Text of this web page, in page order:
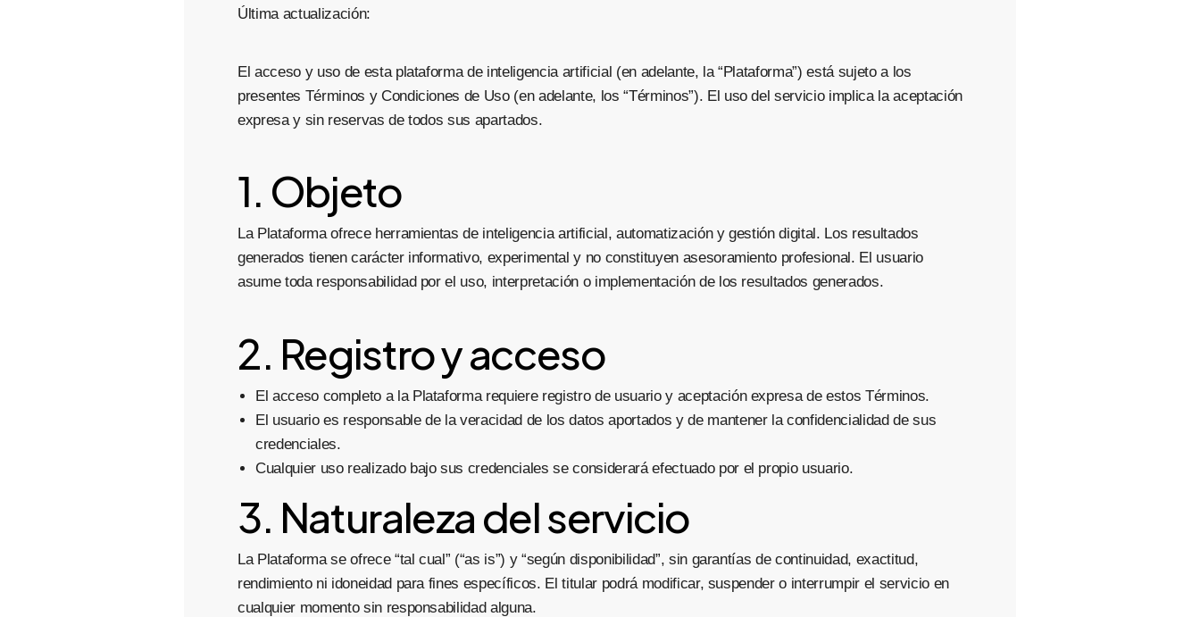
Última actualización:
El acceso y uso de esta plataforma de inteligencia artificial (en adelante, la “Plataforma”) está sujeto a los
presentes Términos y Condiciones de Uso (en adelante, los “Términos”). El uso del servicio implica la aceptación
expresa y sin reservas de todos sus apartados.
1. Objeto
La Plataforma ofrece herramientas de inteligencia artificial, automatización y gestión digital. Los resultados
generados tienen carácter informativo, experimental y no constituyen asesoramiento profesional. El usuario
asume toda responsabilidad por el uso, interpretación o implementación de los resultados generados.
2. Registro y acceso
El acceso completo a la Plataforma requiere registro de usuario y aceptación expresa de estos Términos.
El usuario es responsable de la veracidad de los datos aportados y de mantener la confidencialidad de sus
credenciales.
Cualquier uso realizado bajo sus credenciales se considerará efectuado por el propio usuario.
3. Naturaleza del servicio
La Plataforma se ofrece “tal cual” (“as is”) y “según disponibilidad”, sin garantías de continuidad, exactitud,
rendimiento ni idoneidad para fines específicos. El titular podrá modificar, suspender o interrumpir el servicio en
cualquier momento sin responsabilidad alguna.